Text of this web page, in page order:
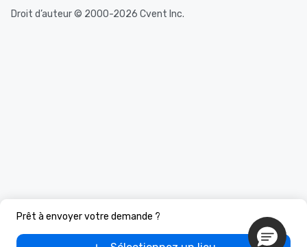
Prêt à envoyer votre demande ?
Droit d’auteur © 2000-2026 Cvent Inc.